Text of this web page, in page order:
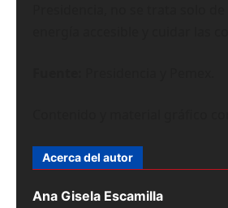
Acerca del autor
Ana Gisela Escamilla